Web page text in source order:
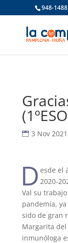
948-
3 Nov 2021
D esde el
2020-
Val su
pandemia,
sido de gran
Margarita del
inmunóloga